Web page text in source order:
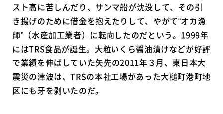
スト高に苦しんだり、サンマ船が沈没して、その引
き揚げのために借金を抱えたりして、やがて“オカ漁
師”（水産加工業者）に転向したのだという。1999年
にはTRS食品が誕生。大粒いくら醤油漬けなどが好評
で業績を伸ばしていた矢先の2011年３月、東日本大
震災の津波は、TRSの本社工場があった大槌町港町地
区にも牙を剥いたのだ。